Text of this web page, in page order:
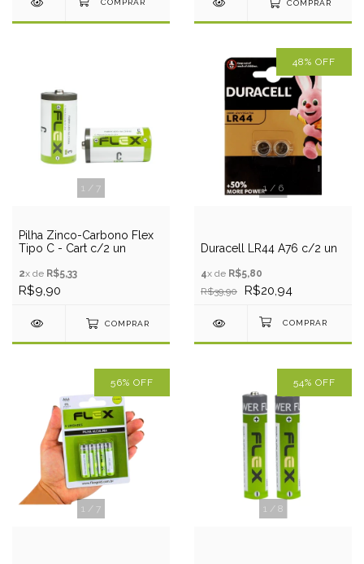
COMPRAR
1 / 7
Pilha Zinco-Carbono Flex
Tipo C - Cart c/2 un
2x de R$5,33
R$9,90
COMPRAR
1/ 6
48% OFF
Duracell LR44 A76 c/2 un
4x de R$5,80
R$39,90
R$20,94
1 / 7
56% OFF
1 / 8
54% OFF